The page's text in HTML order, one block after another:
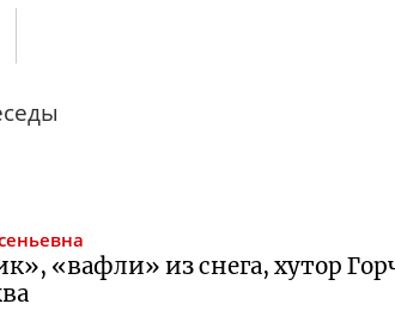
«вафли» из снега, хутор